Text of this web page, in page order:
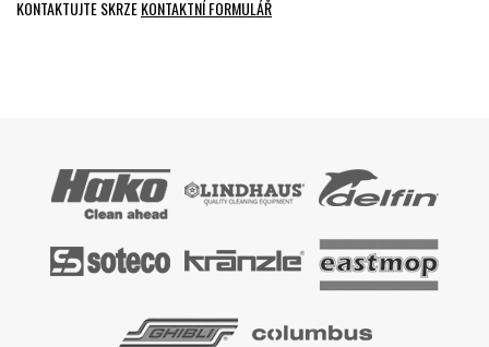
KONTAKTUJTE SKRZEKONTAKTNÍ FORMULÁŘ